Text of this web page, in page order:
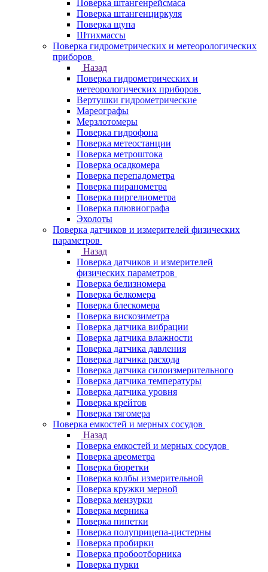
Поверка штангенрейсмаса
Поверка штангенциркуля
Поверка щупа
Штихмассы
Поверка гидрометрических и метеорологических
приборов
Назад
Поверка гидрометрических и
метеорологических приборов
Вертушки гидрометрические
Мареографы
Мерзлотомеры
Поверка гидрофона
Поверка метеостанции
Поверка метроштока
Поверка осадкомера
Поверка перепадометра
Поверка пиранометра
Поверка пиргелиометра
Поверка плювиографа
Эхолоты
Поверка датчиков и измерителей физических
параметров
Назад
Поверка датчиков и измерителей
физических параметров
Поверка белизномера
Поверка белкомера
Поверка блескомера
Поверка вискозиметра
Поверка датчика вибрации
Поверка датчика влажности
Поверка датчика давления
Поверка датчика расхода
Поверка датчика силоизмерительного
Поверка датчика температуры
Поверка датчика уровня
Поверка крейтов
Поверка тягомера
Поверка емкостей и мерных сосудов
Назад
Поверка емкостей и мерных сосудов
Поверка ареометра
Поверка бюретки
Поверка колбы измерительной
Поверка кружки мерной
Поверка мензурки
Поверка мерника
Поверка пипетки
Поверка полуприцепа-цистерны
Поверка пробирки
Поверка пробоотборника
Поверка пурки